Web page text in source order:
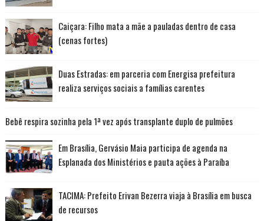
Caiçara: Filho mata a mãe a pauladas dentro de casa
(cenas fortes)
Duas Estradas: em parceria com Energisa prefeitura
realiza serviços sociais a famílias carentes
Bebê respira sozinha pela 1ª vez após transplante duplo de pulmões
Em Brasília, Gervásio Maia participa de agenda na
Esplanada dos Ministérios e pauta ações à Paraíba
TACIMA: Prefeito Erivan Bezerra viaja à Brasília em busca
de recursos